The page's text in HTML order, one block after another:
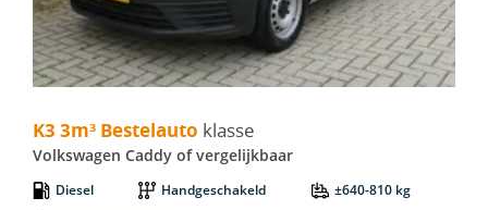
K3 3m³ Bestelauto klasse
Volkswagen Caddy of vergelijkbaar
Diesel Handgeschakeld
±640-810 kg